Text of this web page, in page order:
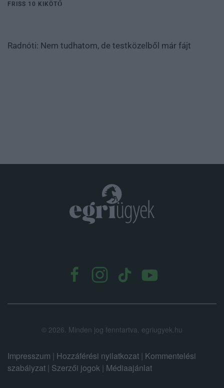
FRISS 10 KIKÖTŐ
Radnóti: Nem tudhatom, de testközelből már fájt
© 2026. Minden jog fenntartva. egriugyek.hu
Impresszum | Hozzáférési nyilatkozat | Kommentelési
szabályzat | Szerzői jogok | Médiaajánlat